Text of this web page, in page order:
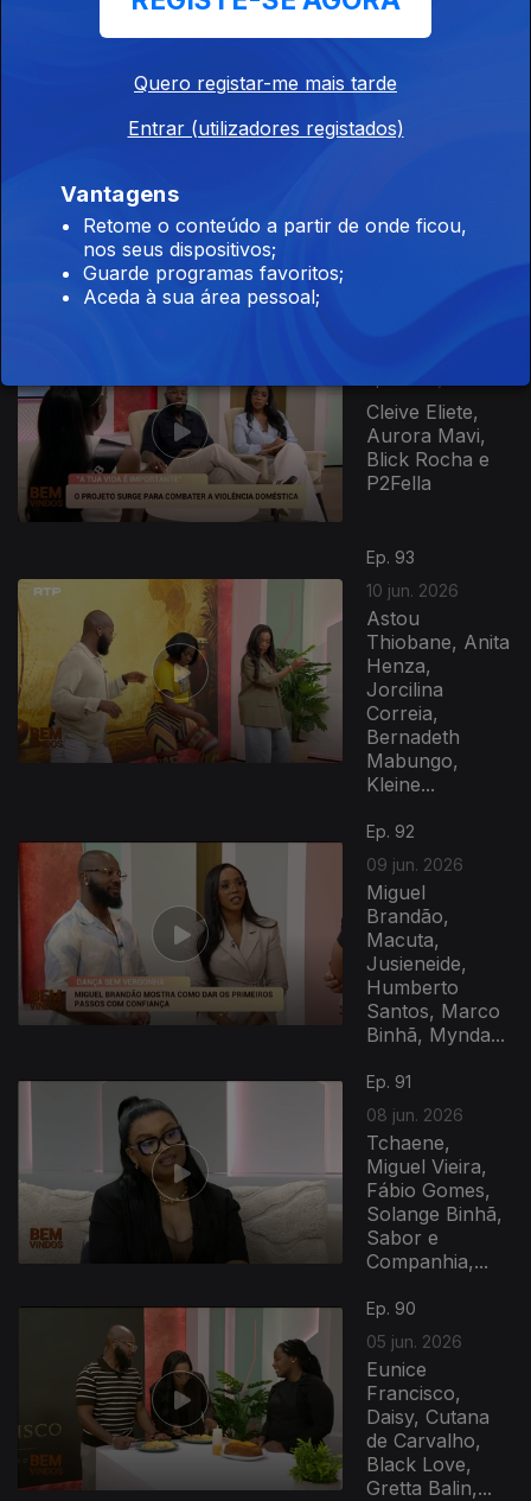
Santos, Filipa
Tavares, Tally,...
Brito, Djarai
Dialó, Ester
Cleive Eliete,
Aurora Mavi,
Blick Rocha e
P2Fella
Ep. 93
10 jun. 2026
Astou
Thiobane, Anita
Henza,
Jorcilina
Correia,
Bernadeth
Mabungo,
Kleine...
Ep. 92
09 jun. 2026
Miguel
Brandão,
Macuta,
Jusieneide,
Humberto
Santos, Marco
Binhã, Mynda...
Ep. 91
08 jun. 2026
Tchaene,
Miguel Vieira,
Fábio Gomes,
Solange Binhã,
Sabor e
Companhia,...
Ep. 90
05 jun. 2026
Eunice
Francisco,
Daisy, Cutana
de Carvalho,
Black Love,
Gretta Balin,...
Quero registar-me mais tarde
Entrar (utilizadores registados)
Vantagens
Retome o conteúdo a partir de onde ficou,
nos seus dispositivos;
Guarde programas favoritos;
Aceda à sua área pessoal;